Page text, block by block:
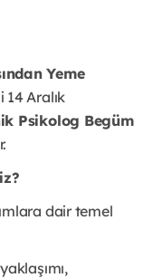
Yeme
14 Aralık
Psikolog Begüm
dair temel